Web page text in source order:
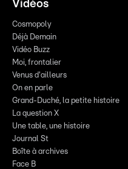
Vidéos
Cosmopoly
Déjà Demain
Vidéo Buzz
Moi, frontalier
Venus d'ailleurs
On en parle
Grand-Duché, la petite histoire
La question X
Une table, une histoire
Journal St
Boîte à archives
Face B